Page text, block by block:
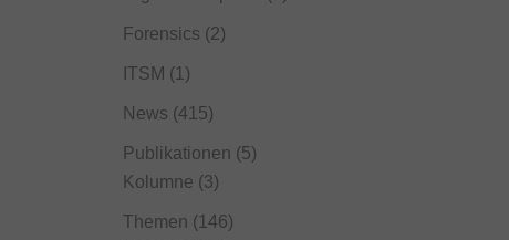
Forensics (2)
ITSM (1)
News (415)
Publikationen (5)
Kolumne (3)
Themen (146)